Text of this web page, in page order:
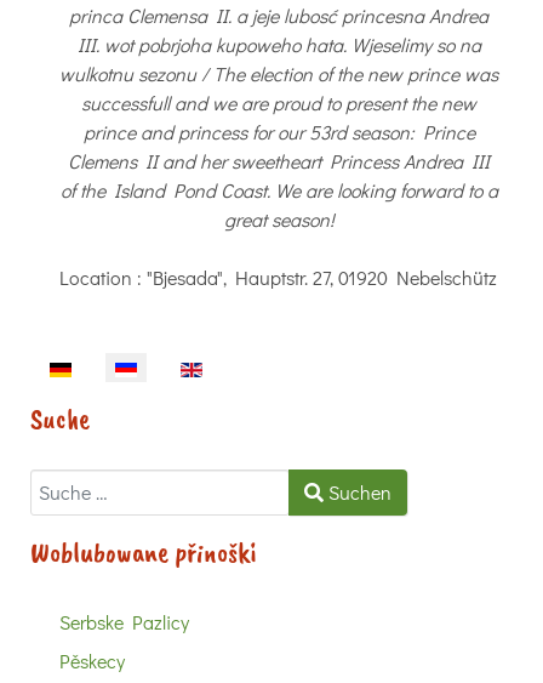
princa Clemensa II. a jeje lubosć princesna Andrea
III. wot pobrjoha kupoweho hata. Wjeselimy so na
wulkotnu sezonu / The election of the new prince was
successfull and we are proud to present the new
prince and princess for our 53rd season: Prince
Clemens II and her sweetheart Princess Andrea III
of the Island Pond Coast. We are looking forward to a
great season!
Location : "Bjesada", Hauptstr. 27, 01920 Nebelschütz
Sprache auswählen
Suche
Suchen Suchen
Woblubowane přinoški
Serbske Pazlicy
Pěskecy